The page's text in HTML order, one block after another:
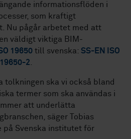
informationsflöden i
som kraftigt
Nu pågår arbetet med att
väldigt viktiga BIM-
19650 till svenska: SS-EN ISO
2.
tolkningen ska vi också bland
termer som ska användas i
att underlätta
säger Tobias
på Svenska institutet för